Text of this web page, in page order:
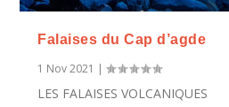
Falaises du Cap d’agde
1 Nov 2021 |
LES FALAISES VOLCANIQUES